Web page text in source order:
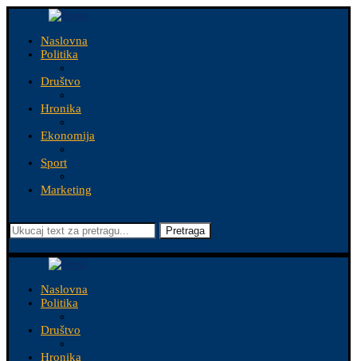
Naslovna
Politika
Društvo
Hronika
Ekonomija
Sport
Marketing
Pretraga
Naslovna
Politika
Društvo
Hronika